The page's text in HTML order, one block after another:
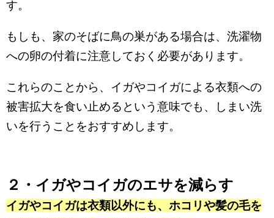
す。
もしも、家のそばに鳥の巣がある場合は、洗濯物
への卵の付着に注意しておく必要があります。
これらのことから、イガやコイガによる衣類への
被害拡大を食い止めるという意味でも、しまい洗
いを行うことをおすすめします。
２・イガやコイガのエサを減らす
イガやコイガは衣類以外にも、ホコリや髪の毛を